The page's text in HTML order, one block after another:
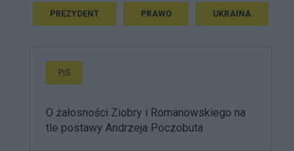
PREZYDENT PRAWO UKRAINA
PiS
O żałosności Ziobry i Romanowskiego na
tle postawy Andrzeja Poczobuta